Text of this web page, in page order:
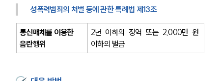
성폭력범죄의 처벌 등에 관한 특례법 제13조
통신매체를 이용한
음란행위
2년 이하의 징역 또는 2,000만 원
이하의 벌금